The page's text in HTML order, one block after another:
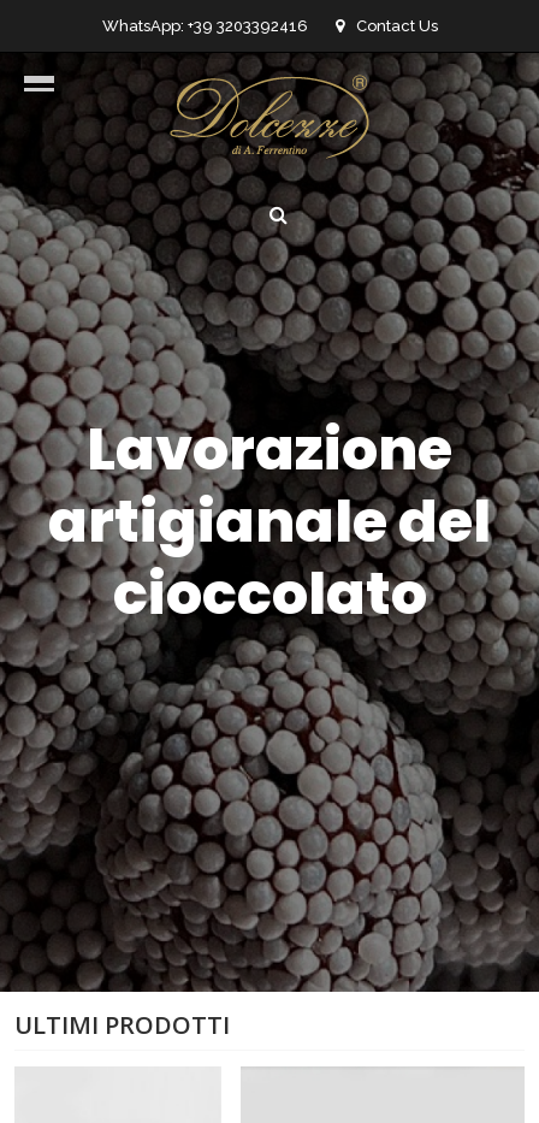
WhatsApp: +39 3203392416 Contact Us
info@dolcezzedicioccolato.it
Lavorazione
artigianale del
cioccolato
ULTIMI PRODOTTI